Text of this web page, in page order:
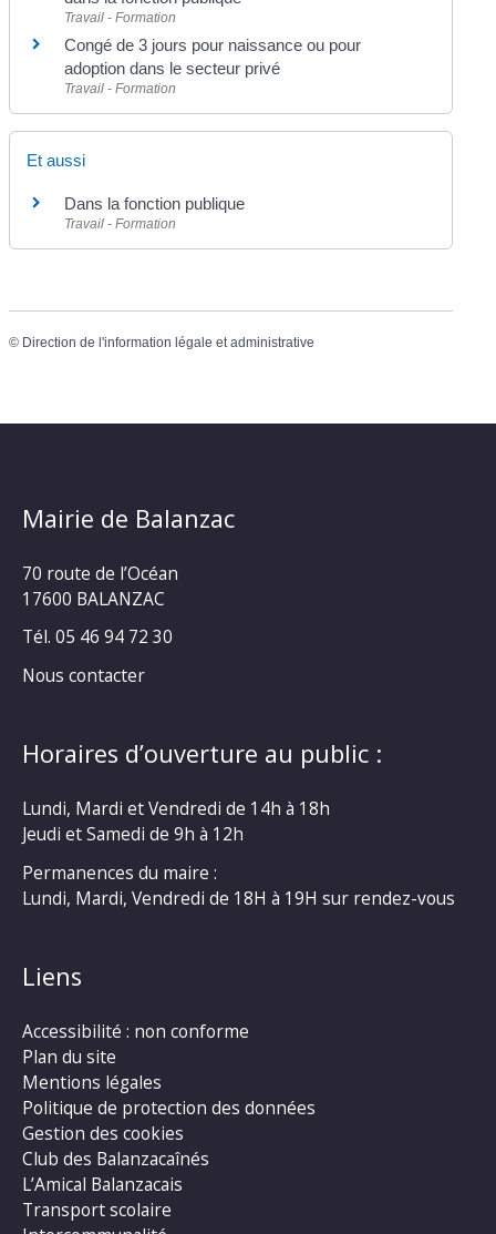
Travail - Formation
Congé de 3 jours pour naissance ou pour
adoption dans le secteur privé
Travail - Formation
Et aussi
Dans la fonction publique
Travail - Formation
© Direction de l'information légale et administrative
Mairie de Balanzac
70 route de l’Océan
17600 BALANZAC
Tél. 05 46 94 72 30
Nous contacter
Horaires d’ouverture au public :
Lundi, Mardi et Vendredi de 14h à 18h
Jeudi et Samedi de 9h à 12h
Permanences du maire :
Lundi, Mardi, Vendredi de 18H à 19H sur rendez-vous
Liens
Accessibilité : non conforme
Plan du site
Mentions légales
Politique de protection des données
Gestion des cookies
Club des Balanzacaînés
L’Amical Balanzacais
Transport scolaire